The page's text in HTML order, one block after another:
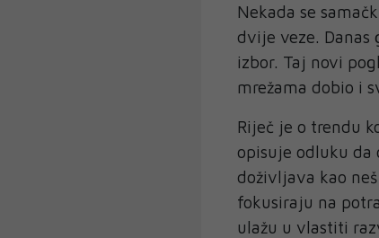
Nekada se
dvije veze. Danas
izbor. Taj novi
mrežama dobio i
Riječ je o trendu
opisuje odluku da
doživljava kao
fokusiraju na
ulažu u vlastiti